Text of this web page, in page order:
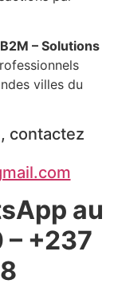
– Solutions
villes du
contactez
au
– +237